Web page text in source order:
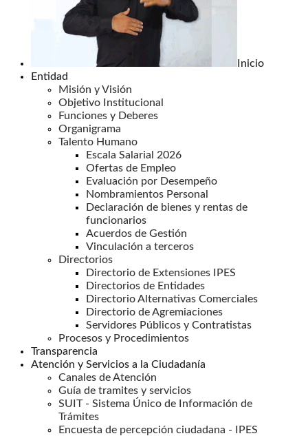
Inicio
Entidad
Misión y Visión
Objetivo Institucional
Funciones y Deberes
Organigrama
Talento Humano
Escala Salarial 2026
Ofertas de Empleo
Evaluación por Desempeño
Nombramientos Personal
Declaración de bienes y rentas de
funcionarios
Acuerdos de Gestión
Vinculación a terceros
Directorios
Directorio de Extensiones IPES
Directorios de Entidades
Directorio Alternativas Comerciales
Directorio de Agremiaciones
Servidores Públicos y Contratistas
Procesos y Procedimientos
Transparencia
Atención y Servicios a la Ciudadanía
Canales de Atención
Guía de tramites y servicios
SUIT - Sistema Único de Información de
Trámites
Encuesta de percepción ciudadana - IPES